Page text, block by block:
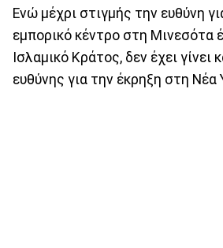
Ενώ μέχρι στιγμής την ευθύνη
εμπορικό κέντρο στη Μινεσότα
Ισλαμικό Κράτος, δεν έχει γίνει
ευθύνης για την έκρηξη στη Νέα